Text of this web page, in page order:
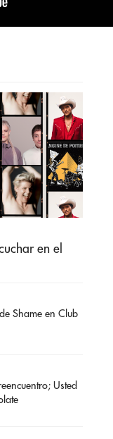
en el
Shame en Club
Usted